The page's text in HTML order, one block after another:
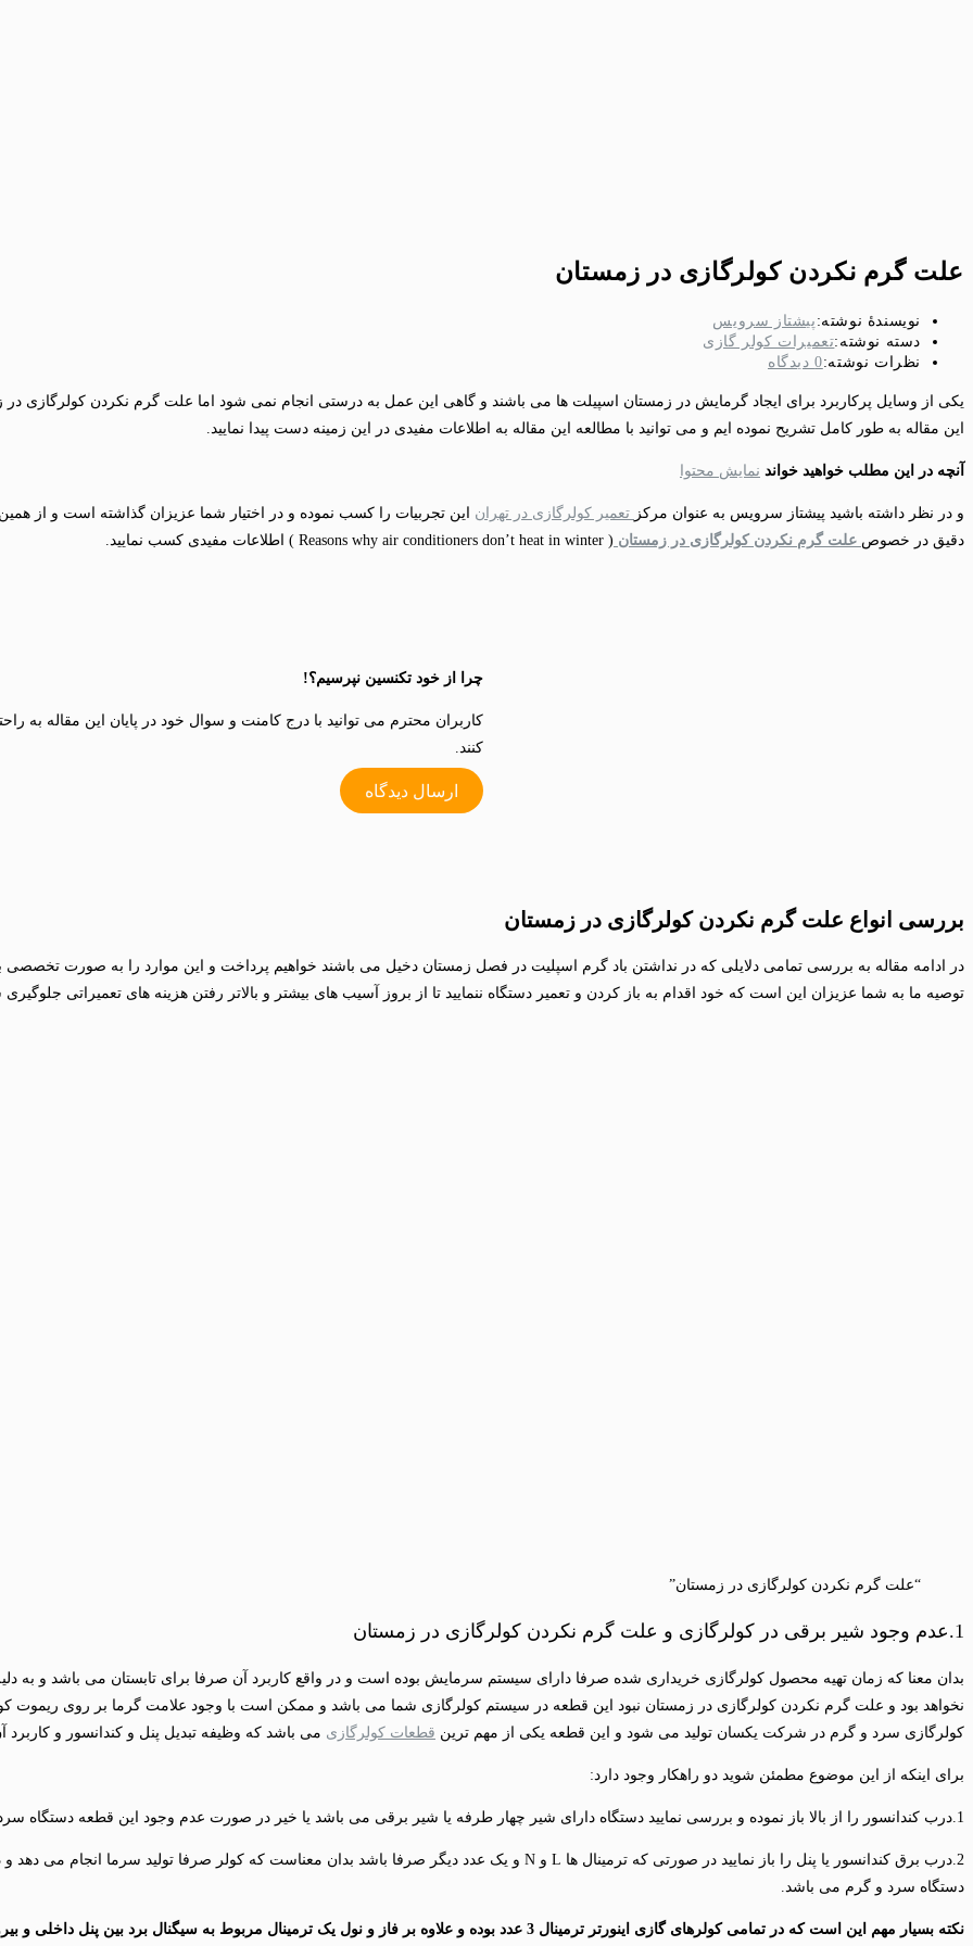
علت گرم نکردن کولرگازی در زمستان
نویسندهٔ نوشته: پیشتاز سرویس
دسته‌ نوشته:تعمیرات کولر گازی
نظرات نوشته:0 دیدگاه
یکی از وسایل پرکاربرد برای ایجاد گرمایش در زمستان اسپیلت ها می باشند و گاهی این عمل به درستی انجام نمی شود اما علت گرم نکردن کولرگازی
این مقاله به طور کامل تشریح نموده ایم و می توانید با مطالعه این مقاله به اطلاعات مفیدی در این زمینه دست پیدا نمایید.
آنچه در این مطلب خواهید خواند نمایش محتوا
و در نظر داشته باشید پیشتاز سرویس به عنوان مرکز تعمیر کولرگازی در تهران این تجربیات را کسب نموده و در اختیار شما عزیزان گذاشته است و از
دقیق در خصوص علت گرم نکردن کولرگازی در زمستان ( Reasons why air conditioners don’t heat in winter ) اطلاعات مفیدی کسب نمایید.
چرا از خود تکنسین نپرسیم؟!
کاربران محترم می توانید با درج کامنت و سوال خود در پایان این مقاله به
کنند.
ارسال دیدگاه
بررسی انواع علت گرم نکردن کولرگازی در زمستان
در ادامه مقاله به بررسی تمامی دلایلی که در نداشتن باد گرم اسپلیت در فصل زمستان دخیل می باشند خواهیم پرداخت و این موارد را به صورت تخصصی
توصیه ما به شما عزیزان این است که خود اقدام به باز کردن و تعمیر دستگاه ننمایید تا از بروز آسیب های بیشتر و بالاتر رفتن هزینه های تعمیراتی
“علت گرم نکردن کولرگازی در زمستان”
1.عدم وجود شیر برقی در کولرگازی و علت گرم نکردن کولرگازی در زمستان
بدان معنا که زمان تهیه محصول کولرگازی خریداری شده صرفا دارای سیستم سرمایش بوده است و در واقع کاربرد آن صرفا برای تابستان می باشد و به
نخواهد بود و علت گرم نکردن کولرگازی در زمستان نبود این قطعه در سیستم کولرگازی شما می باشد و ممکن است با وجود علامت گرما بر روی ریموت
کولرگازی سرد و گرم در شرکت یکسان تولید می شود و این قطعه یکی از مهم ترین قطعات کولرگازی می باشد که وظیفه تبدیل پنل و کندانسور و کاربرد
برای اینکه از این موضوع مطمئن شوید دو راهکار وجود دارد:
1.درب کندانسور را از بالا باز نموده و بررسی نمایید دستگاه دارای شیر چهار طرفه یا شیر برقی می باشد یا خیر در صورت عدم وجود این قطعه دستگاه سرد خالی بوده و قابلیت تولید گرما را ندارد.
دستگاه سرد و گرم می باشد.
نکته بسیار مهم این است که در تمامی کولرهای گازی اینورتر ترمینال 3 عدد بوده و علاوه بر فاز و نول یک ترمینال